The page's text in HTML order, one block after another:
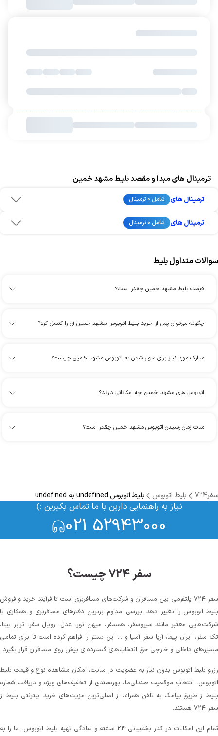
ترمینال های مبدا و مقصد بلیط مشهد خمین
ترمینال های شامل 0 ترمینال
ترمینال های شامل 0 ترمینال
سوالات متداول بلیط
قیمت بلیط مشهد خمین چقدر است؟
چگونه می‌توان پس از خرید بلیط اتوبوس مشهد خمین آن را کنسل کرد؟
مدارک مورد نیاز برای سوار شدن به اتوبوس مشهد خمین چیست؟
اتوبوس های مشهد خمین چه امکاناتی دارند؟
مدت زمان رسیدن اتوبوس مشهد خمین چقدر است؟
سفر724 بلیط اتوبوس بلیط اتوبوس undefined به undefined
نیاز به راهنمایی دارین با ما تماس بگیرین :)
021 52943000
سفر ۷۲۴ چیست؟
سفر ۷۲۴ پلتفرمی بین مسافران و شرکت‌های مسافربری است تا فرآیند خرید و فروش
بلیط اتوبوس را تغییر دهد. بررسی مداوم برترین دفترهای مسافربری و همکاری با
شرکت‌هایی معتبر مانند سیروسفر، همسفر، میهن‌ نور، عدل، رویال سفر، ترابر بیتا،
تک سفر، ایران پیما، آریا سفر آسیا و ... این بستر را فراهم کرده است تا برای تمامی
مسیرهای داخلی و خارجی حق انتخاب‌های گسترده‌ای پیش روی مسافران قرار بگیرد
رزرو بلیط اتوبوس بدون نیاز به عضویت در سایت، امکان مشاهده نوع و قیمت بلیط
اتوبوس، انتخاب موقعیت صندلی‌ها، بهره‌مندی از تخفیف‌های ویژه و دریافت شماره‌
بلیط از طریق پیامک به تلفن همراه، از اصلی‌ترین مزیت‌های خرید اینترنتی بلیط از
سفر ۷۲۴ هستند.
تمام این امکانات در کنار پشتیبانی‌ ۲۴ ساعته و سادگی تهیه بلیط اتوبوس، ما را به